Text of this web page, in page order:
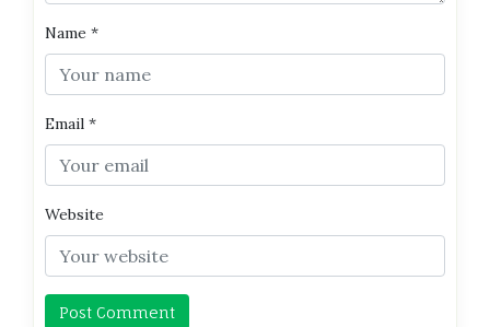
Name *
Email *
Website